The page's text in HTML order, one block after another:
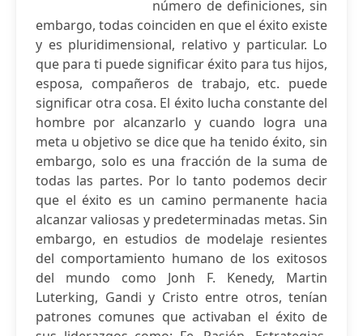
número de definiciones, sin
embargo, todas coinciden en que el éxito existe
y es pluridimensional, relativo y particular. Lo
que para ti puede significar éxito para tus hijos,
esposa, compañeros de trabajo, etc. puede
significar otra cosa. El éxito lucha constante del
hombre por alcanzarlo y cuando logra una
meta u objetivo se dice que ha tenido éxito, sin
embargo, solo es una fracción de la suma de
todas las partes. Por lo tanto podemos decir
que el éxito es un camino permanente hacia
alcanzar valiosas y predeterminadas metas. Sin
embargo, en estudios de modelaje resientes
del comportamiento humano de los exitosos
del mundo como Jonh F. Kenedy, Martin
Luterking, Gandi y Cristo entre otros, tenían
patrones comunes que activaban el éxito de